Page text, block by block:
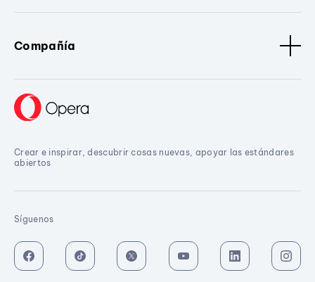
Compañía
Crear e inspirar, descubrir cosas nuevas, apoyar las estándares
abiertos
Síguenos